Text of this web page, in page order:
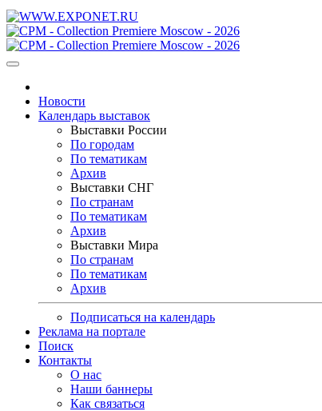
Новости
Календарь выставок
Выставки России
По городам
По тематикам
Архив
Выставки СНГ
По странам
По тематикам
Архив
Выставки Мира
По странам
По тематикам
Архив
Подписаться на календарь
Реклама на портале
Поиск
Контакты
О нас
Наши баннеры
Как связаться